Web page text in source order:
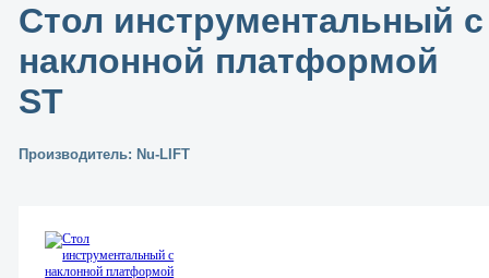
Стол инструментальный с
наклонной платформой
ST
Производитель: Nu-LIFT